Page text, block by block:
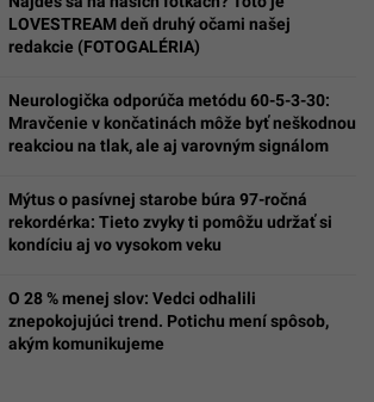
LOVESTREAM deň druhý očami našej
redakcie (FOTOGALÉRIA)
Neurologička odporúča metódu 60-5-3-30:
Mravčenie v končatinách môže byť neškodnou
reakciou na tlak, ale aj varovným signálom
Mýtus o pasívnej starobe búra 97-ročná
rekordérka: Tieto zvyky ti pomôžu udržať si
kondíciu aj vo vysokom veku
O 28 % menej slov: Vedci odhalili
znepokojujúci trend. Potichu mení spôsob,
akým komunikujeme